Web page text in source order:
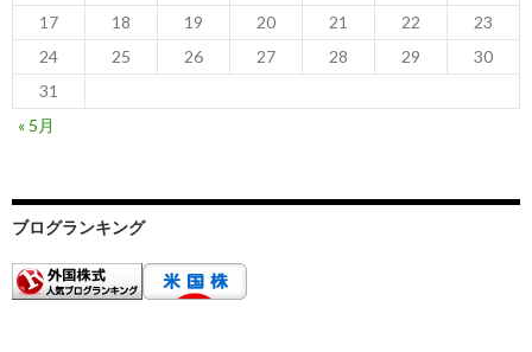
17
18 19 20 21 22
23
24
25 26 27 28 29
30
31
« 5月
ブログランキング